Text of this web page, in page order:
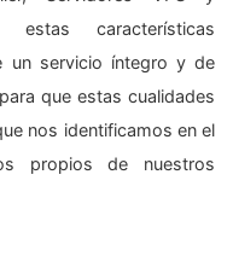
estas características
un servicio íntegro y de
que estas cualidades
nos identificamos en el
propios de nuestros